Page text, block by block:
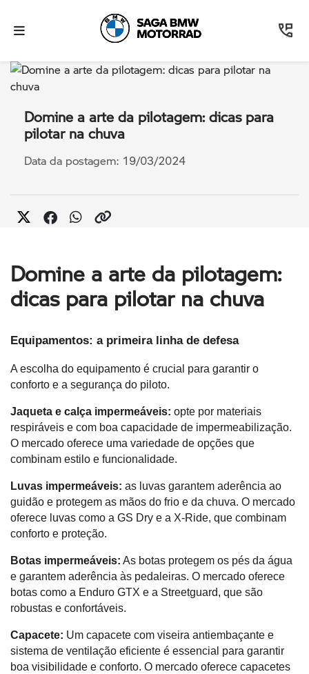
Domine a arte da pilotagem: dicas para
pilotar na chuva
Data da postagem: 19/03/2024
Domine a arte da pilotagem:
dicas para pilotar na chuva
Equipamentos: a primeira linha de defesa
A escolha do equipamento é crucial para garantir o
conforto e a segurança do piloto.
Jaqueta e calça impermeáveis: opte por materiais
respiráveis e com boa capacidade de impermeabilização.
O mercado oferece uma variedade de opções que
combinam estilo e funcionalidade.
Luvas impermeáveis: as luvas garantem aderência ao
guidão e protegem as mãos do frio e da chuva. O mercado
oferece luvas como a GS Dry e a X-Ride, que combinam
conforto e proteção.
Botas impermeáveis: As botas protegem os pés da água
e garantem aderência às pedaleiras. O mercado oferece
botas como a Enduro GTX e a Streetguard, que são
robustas e confortáveis.
Capacete: Um capacete com viseira antiembaçante e
sistema de ventilação eficiente é essencial para garantir
boa visibilidade e conforto. O mercado oferece capacetes